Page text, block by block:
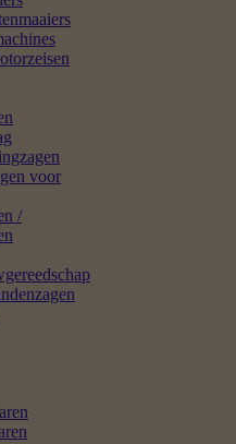
voor
/